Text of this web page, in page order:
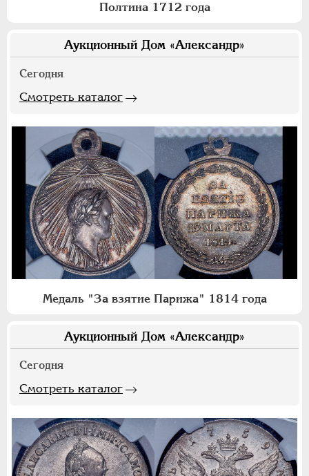
Полтина 1712 года
Аукционный Дом «Александр»
Сегодня
Смотреть каталог
Медаль "За взятие Парижа" 1814 года
Аукционный Дом «Александр»
Сегодня
Смотреть каталог